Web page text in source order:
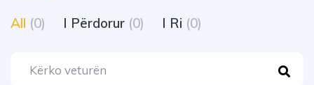
All (0) I Përdorur (0) I Ri (0)